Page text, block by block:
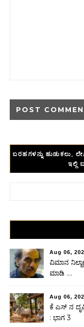
ಬರಹಗಳನ್ನು ಹುಡುಕಲು,
ಇಲ್ಲಿ
Aug 06,
ವಿಮಾನ
ಮಾಡಿ ….
Aug 06,
ಕೆ ಎಸ್ ನ
: ಭಾಗ 3